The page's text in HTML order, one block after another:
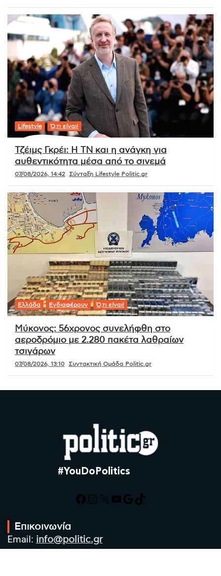
Lifestyle Ό,τι είναι!
Τζέιμς Γκρέι: Η ΤΝ και η ανάγκη για
αυθεντικότητα μέσα από το σινεμά
07/08/2026, 14:42 Σύνταξη Lifestyle Politic.gr
Ελλάδα Ενδιαφέρουν Ό,τι είναι!
Μύκονος: 56χρονος συνελήφθη στο
αεροδρόμιο με 2.280 πακέτα λαθραίων
τσιγάρων
07/08/2026, 13:10 Συντακτική Ομάδα Politic.gr
#YouDoPolitics
Facebook
Instagram
X YouTube
Google
TikTok
Επικοινωνία
Email: info@politic.gr
Τηλ: